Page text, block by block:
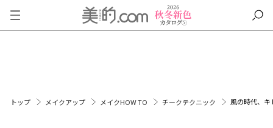
トップ メイクアップ メイクHOW TO チークテクニック 風の時代、